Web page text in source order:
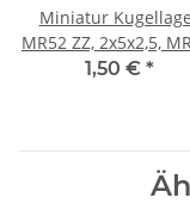
Miniatur
MR52 ZZ, 2x5x2,5,
ZZ
1,50 € *